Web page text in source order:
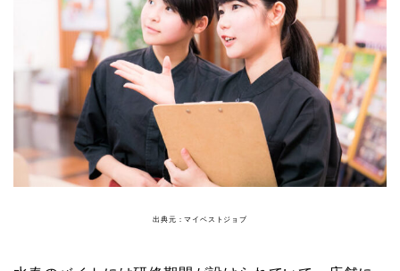
出典元：マイベストジョブ